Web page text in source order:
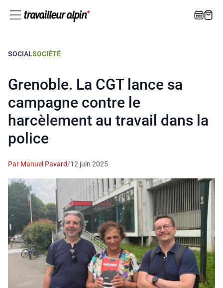
SOCIALSOCIÉTÉ
Grenoble. La CGT lance sa
campagne contre le
harcèlement au travail dans la
police
Par Manuel Pavard/12 juin 2025